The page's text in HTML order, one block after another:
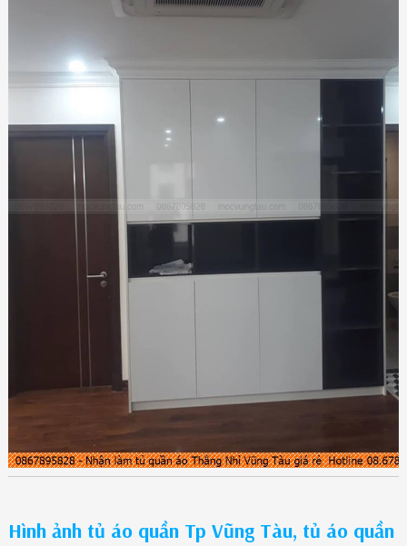
Hình ảnh tủ áo quần Tp Vũng Tàu, tủ áo quần